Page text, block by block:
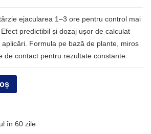
ejacularea 1–3 ore pentru control mai
predictibil și dozaj ușor de calculat
Formula pe bază de plante, miros
de contact pentru rezultate constante.
în 60 zile